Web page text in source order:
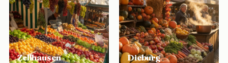
Zellhausen Dieburg